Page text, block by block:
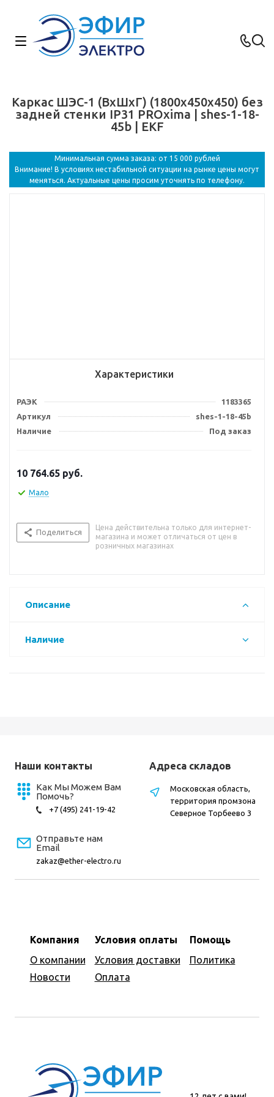
Каркас ШЭС-1 (ВхШхГ) (1800х450х450) без
задней стенки IP31 PROxima | shes-1-18-
45b | EKF
Минимальная сумма заказа: от 15 000 рублей
Внимание! В условиях нестабильной ситуации на рынке цены могут
меняться. Актуальные цены просим уточнять по телефону.
Характеристики
РАЭК
1183365
Артикул
shes-1-18-45b
Наличие
Под заказ
10 764.65 руб.
Мало
Поделиться
Цена действительна только для интернет-
магазина и может отличаться от цен в
розничных магазинах
Описание
Наличие
Наши контакты
Как Мы Можем Вам
Помочь?
+7 (495) 241-19-42
Отправьте нам
Email
zakaz@ether-electro.ru
Компания
О компании
Новости
Условия оплаты
Условия доставки
Оплата
Помощь
Политика
Адреса складов
Московская область,
территория промзона
Северное Торбеево 3